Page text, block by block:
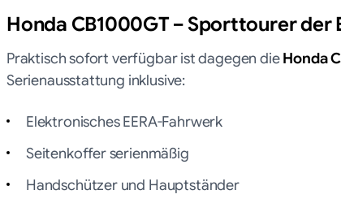
Honda CB1000GT – Sporttourer der
Praktisch sofort verfügbar ist dagegen dieHonda
Serienausstattung inklusive:
Elektronisches EERA-Fahrwerk
Seitenkoffer serienmäßig
Handschützer und Hauptständer